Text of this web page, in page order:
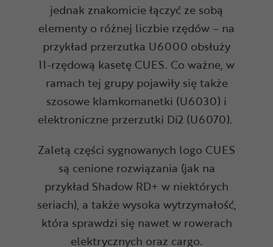
jednak znakomicie łączyć ze sobą
elementy o różnej liczbie rzędów – na
przykład przerzutka U6000 obsłuży
11-rzędową kasetę CUES. Co ważne, w
ramach tej grupy pojawiły się także
szosowe klamkomanetki (U6030) i
elektroniczne przerzutki Di2 (U6070).
Zaletą części sygnowanych logo CUES
są cenione rozwiązania (jak na
przykład Shadow RD+ w niektórych
seriach), a także wysoka wytrzymałość,
która sprawdzi się nawet w rowerach
elektrycznych oraz cargo.